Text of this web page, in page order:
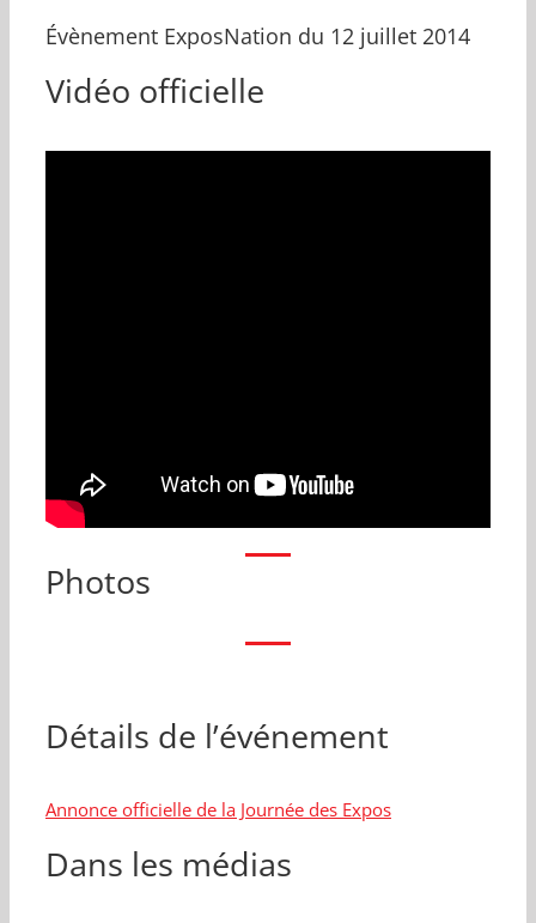
Évènement ExposNation du 12 juillet 2014
Vidéo officielle
Photos
Détails de l’événement
Annonce officielle de la Journée des Expos
Dans les médias